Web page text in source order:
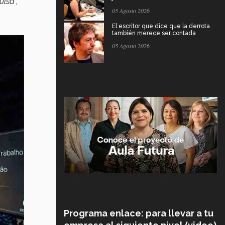
05 Agosto 2026
El escritor que dice que la derrota
también merece ser contada
05 Agosto 2026
Programa enlace: para llevar a tu